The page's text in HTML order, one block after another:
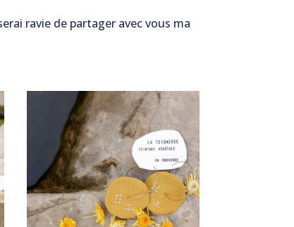
ravie de partager avec vous ma